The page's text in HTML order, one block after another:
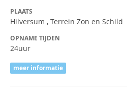
PLAATS
Hilversum , Terrein Zon en Schild
OPNAME TIJDEN
24uur
meer informatie